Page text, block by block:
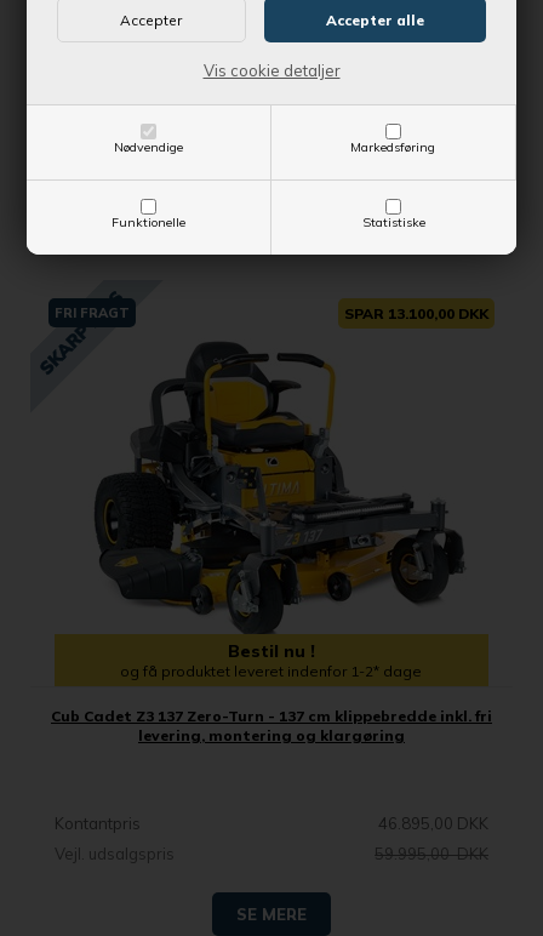
Nødvendige Markedsføring
Funktionelle Statistiske
Vis cookie detaljer
FRI FRAGT SPAR 13.100,00 DKK
Bestil nu !
og få produktet leveret indenfor 1-2* dage
Cub Cadet Z3 137 Zero-Turn - 137 cm klippebredde inkl. fri
levering, montering og klargøring
Kontantpris
46.895,00 DKK
Vejl. udsalgspris
59.995,00 DKK
SE MERE